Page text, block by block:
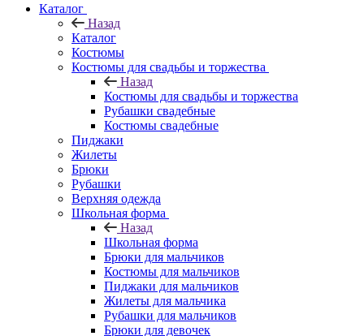
Каталог
Назад
Каталог
Костюмы
Костюмы для свадьбы и торжества
Назад
Костюмы для свадьбы и торжества
Рубашки свадебные
Костюмы свадебные
Пиджаки
Жилеты
Брюки
Рубашки
Верхняя одежда
Школьная форма
Назад
Школьная форма
Брюки для мальчиков
Костюмы для мальчиков
Пиджаки для мальчиков
Жилеты для мальчика
Рубашки для мальчиков
Брюки для девочек